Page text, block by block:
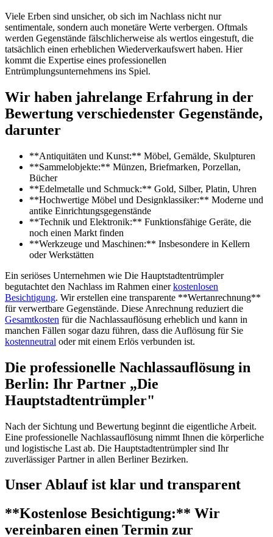
Viele Erben sind unsicher, ob sich im Nachlass nicht nur
sentimentale, sondern auch monetäre Werte verbergen. Oftmals
werden Gegenstände fälschlicherweise als wertlos eingestuft, die
tatsächlich einen erheblichen Wiederverkaufswert haben. Hier
kommt die Expertise eines professionellen
Entrümplungsunternehmens ins Spiel.
Wir haben jahrelange Erfahrung in der
Bewertung verschiedenster Gegenstände,
darunter
**Antiquitäten und Kunst:** Möbel, Gemälde, Skulpturen
**Sammelobjekte:** Münzen, Briefmarken, Porzellan,
Bücher
**Edelmetalle und Schmuck:** Gold, Silber, Platin, Uhren
**Hochwertige Möbel und Designklassiker:** Moderne und
antike Einrichtungsgegenstände
**Technik und Elektronik:** Funktionsfähige Geräte, die
noch einen Markt finden
**Werkzeuge und Maschinen:** Insbesondere in Kellern
oder Werkstätten
Ein seriöses Unternehmen wie Die Hauptstadtentrümpler
begutachtet den Nachlass im Rahmen einerkostenlosen
Besichtigung. Wir erstellen eine transparente **Wertanrechnung**
für verwertbare Gegenstände. Diese Anrechnung reduziert die
Gesamtkosten für die Nachlassauflösung erheblich und kann in
manchen Fällen sogar dazu führen, dass die Auflösung für Sie
kostenneutral oder mit einem Erlös verbunden ist.
Die professionelle Nachlassauflösung in
Berlin: Ihr Partner „Die
Hauptstadtentrümpler"
Nach der Sichtung und Bewertung beginnt die eigentliche Arbeit.
Eine professionelle Nachlassauflösung nimmt Ihnen die körperliche
und logistische Last ab. Die Hauptstadtentrümpler sind Ihr
zuverlässiger Partner in allen Berliner Bezirken.
Unser Ablauf ist klar und transparent
**Kostenlose Besichtigung:** Wir
vereinbaren einen Termin zur